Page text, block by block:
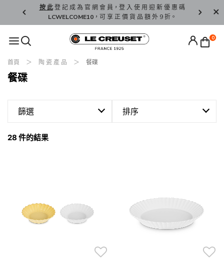
按 此登 記 成 為 官 網 會 員，登 入 使 用 迎 新 優 惠 碼
LCWELCOME10，可 享 正 價 貨 品 額 外 9 折。
香 港 / 澳
0
首頁 陶 瓷 產 品 餐碟
餐碟
篩選 排序
28 件的結果